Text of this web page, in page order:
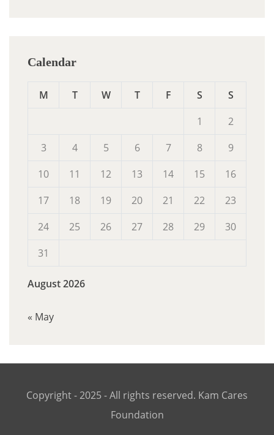
Calendar
August 2026
M T W T F S
S
1
2
3
4 5 6 7 8
9
10
11 12 13 14 15
16
17
18 19 20 21 22
23
24
25 26 27 28 29
30
31
« May
Copyright - 2025 - All rights reserved. Kam Cares
Foundation